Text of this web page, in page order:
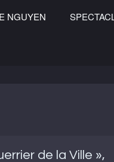
NGUYEN
de la Ville »,